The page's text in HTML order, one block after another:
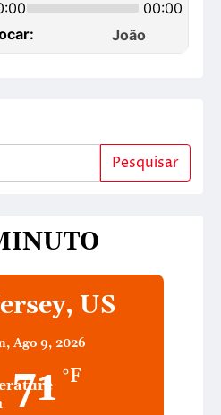
Pesquisar
US
Ago 9, 2026
71 °F